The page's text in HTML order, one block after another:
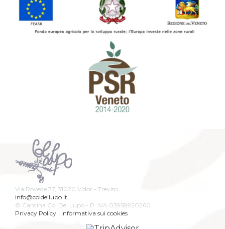
Via Rovede 37, 31020 Vidor - Treviso
info@coldellupo.it
© Cantina Col Del Lupo - P. IVA 03958920260
Privacy Policy
Informativa sui cookies